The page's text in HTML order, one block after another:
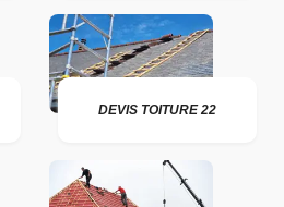
DEVIS TOITURE 22